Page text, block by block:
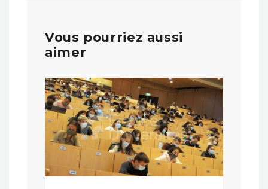
Vous pourriez aussi
aimer